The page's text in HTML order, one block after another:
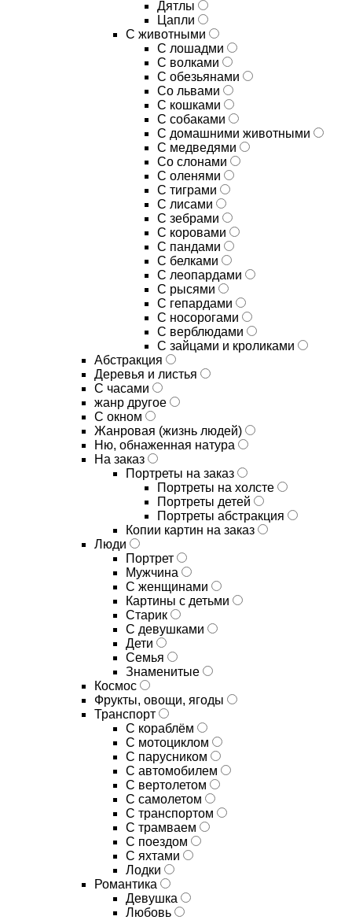
Дятлы
Цапли
С животными
С лошадми
С волками
С обезьянами
Со львами
С кошками
С собаками
С домашними животными
С медведями
Со слонами
С оленями
С тиграми
С лисами
С зебрами
С коровами
С пандами
С белками
С леопардами
С рысями
С гепардами
С носорогами
С верблюдами
С зайцами и кроликами
Абстракция
Деревья и листья
С часами
жанр другое
С окном
Жанровая (жизнь людей)
Ню, обнаженная натура
На заказ
Портреты на заказ
Портреты на холсте
Портреты детей
Портреты абстракция
Копии картин на заказ
Люди
Портрет
Мужчина
С женщинами
Картины с детьми
Старик
С девушками
Дети
Семья
Знаменитые
Космос
Фрукты, овощи, ягоды
Транспорт
С кораблём
С мотоциклом
С парусником
С автомобилем
С вертолетом
С самолетом
С транспортом
С трамваем
С поездом
С яхтами
Лодки
Романтика
Девушка
Любовь